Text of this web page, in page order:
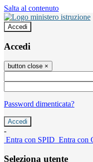
Salta al contenuto
Accedi
Accedi
button close ×
Password dimenticata?
-
Entra con SPID Entra con
Seleziona utente